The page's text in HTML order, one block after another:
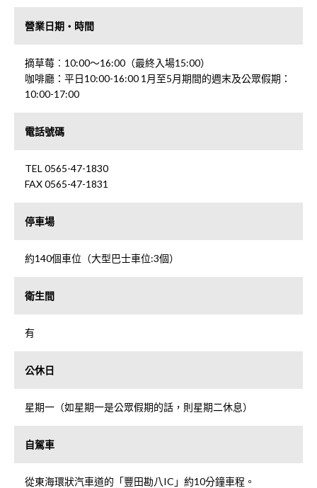
營業日期・時間
摘草莓︰10:00～16:00（最終入場15:00）
咖啡廳：平日10:00-16:00 1月至5月期間的週末及公眾假期：
10:00-17:00
電話號碼
TEL 0565-47-1830
FAX 0565-47-1831
停車場
約140個車位（大型巴士車位:3個）
衛生間
有
公休日
星期一（如星期一是公眾假期的話，則星期二休息）
自駕車
從東海環狀汽車道的「豐田勘八IC」約10分鐘車程。